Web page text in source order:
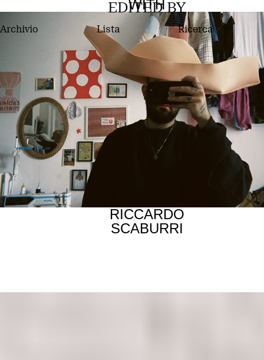
EDITED BY
Archivio Lista Ricerca
WITH
RICCARDO
SCABURRI